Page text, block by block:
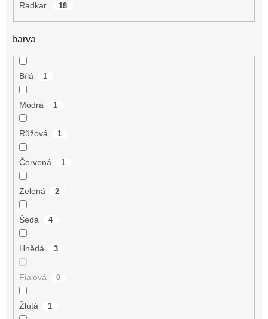
Radkar 18
barva
Bílá 1
Modrá 1
Růžová 1
Červená 1
Zelená 2
Šedá 4
Hnědá 3
Fialová 0
Žlutá 1